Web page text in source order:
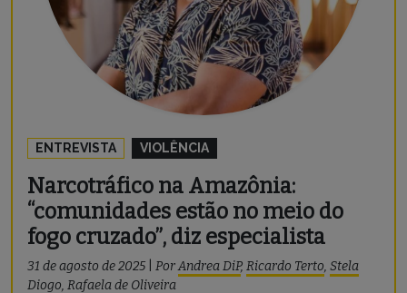
ENTREVISTA VIOLÊNCIA
Narcotráfico na Amazônia:
“comunidades estão no meio do
fogo cruzado”, diz especialista
31 de agosto de 2025 PorAndrea DiP, Ricardo Terto, Stela
Diogo, Rafaela de Oliveira